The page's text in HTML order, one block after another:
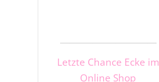
Letzte Chance Ecke im
Online Shop